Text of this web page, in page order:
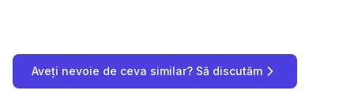
Aveți nevoie de ceva similar? Să discutăm